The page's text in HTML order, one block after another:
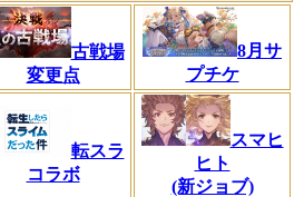
古戦場
変更点
8月サ
プチケ
転スラ
コラボ
スマヒ
ヒト
(新ジョブ)